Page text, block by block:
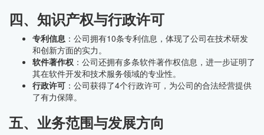
四、知识产权与行政许可
专利信息 ：公司拥有10条专利信息，体现了公司在技术研发
和创新方面的实力。
软件著作权 ：公司还拥有多条软件著作权信息，进一步证明了
其在软件开发和技术服务领域的专业性。
行政许可 ：公司获得了4个行政许可，为公司的合法经营提供
了有力保障。
五、业务范围与发展方向